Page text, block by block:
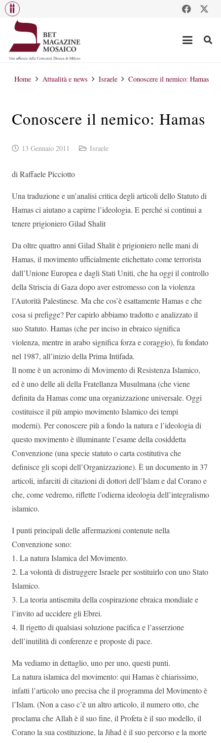
Home Attualità e news Israele Conoscere il nemico: Hamas
Conoscere il nemico: Hamas
13 Gennaio 2011 Israele
di Raffaele Picciotto
Una traduzione e un’analisi critica degli articoli dello Statuto di
Hamas ci aiutano a capirne l’ideologia. E perché si continui a
tenere prigioniero Gilad Shalit
Da oltre quattro anni Gilad Shalit è prigioniero nelle mani di
Hamas, il movimento ufficialmente etichettato come terrorista
dall’Unione Europea e dagli Stati Uniti, che ha oggi il controllo
della Striscia di Gaza dopo aver estromesso con la violenza
l’Autorità Palestinese. Ma che cos’è esattamente Hamas e che
cosa si prefigge? Per capirlo abbiamo tradotto e analizzato il
suo Statuto. Hamas (che per inciso in ebraico significa
violenza, mentre in arabo significa forza e coraggio), fu fondato
nel 1987, all’inizio della Prima Intifada.
Il nome è un acronimo di Movimento di Resistenza Islamico,
ed è uno delle ali della Fratellanza Musulmana (che viene
definita da Hamas come una organizzazione universale. Oggi
costituisce il più ampio movimento Islamico dei tempi
moderni). Per conoscere più a fondo la natura e l’ideologia di
questo movimento è illuminante l’esame della cosiddetta
Convenzione (una specie statuto o carta costitutiva che
definisce gli scopi dell’Organizzazione). È un documento in 37
articoli, infarciti di citazioni di dottori dell’Islam e dal Corano e
che, come vedremo, riflette l’odierna ideologia dell’integralismo
islamico.
I punti principali delle affermazioni contenute nella
Convenzione sono:
1. La natura Islamica del Movimento.
2. La volontà di distruggere Israele per sostituirlo con uno Stato
Islamico.
3. La teoria antisemita della cospirazione ebraica mondiale e
l’invito ad uccidere gli Ebrei.
4. Il rigetto di qualsiasi soluzione pacifica e l’asserzione
dell’inutilità di conferenze e proposte di pace.
Ma vediamo in dettaglio, uno per uno, questi punti.
La natura islamica del movimento: qui Hamas è chiarissimo,
infatti l’articolo uno precisa che il programma del Movimento è
l’Islam. (Non a caso c’è un altro articolo, il numero otto, che
proclama che Allah è il suo fine, il Profeta è il suo modello, il
Corano la sua costituzione, la Jihad è il suo percorso e la morte